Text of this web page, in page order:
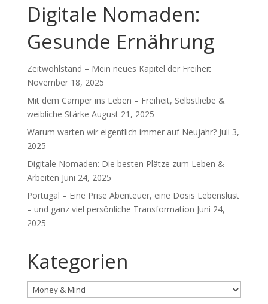
Digitale Nomaden:
Gesunde Ernährung
Zeitwohlstand – Mein neues Kapitel der Freiheit
November 18, 2025
Mit dem Camper ins Leben – Freiheit, Selbstliebe &
weibliche Stärke August 21, 2025
Warum warten wir eigentlich immer auf Neujahr? Juli 3,
2025
Digitale Nomaden: Die besten Plätze zum Leben &
Arbeiten Juni 24, 2025
Portugal – Eine Prise Abenteuer, eine Dosis Lebenslust
– und ganz viel persönliche Transformation Juni 24,
2025
Kategorien
Kategorien